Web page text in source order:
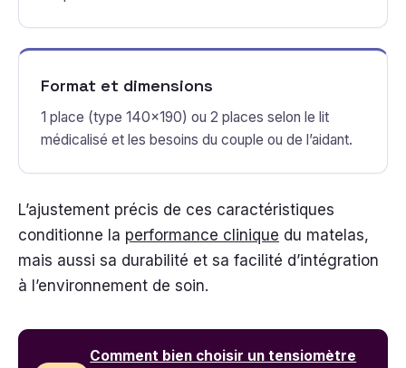
Format et dimensions
1 place (type 140×190) ou 2 places selon le lit
médicalisé et les besoins du couple ou de l’aidant.
L’ajustement précis de ces caractéristiques
conditionne la performance clinique du matelas,
mais aussi sa durabilité et sa facilité d’intégration
à l’environnement de soin.
Comment bien choisir un tensiomètre